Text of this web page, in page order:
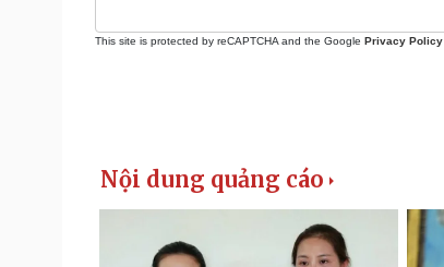
This site is protected by reCAPTCHA and the Google Privacy Policy